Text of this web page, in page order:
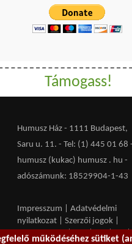
Támogass!
Humusz Ház - 1111 Budapest,
Saru u. 11. - Tel: (1) 445 01 68 -
humusz (kukac) humusz . hu -
adószámunk: 18529904-1-43
Impresszum
Adatvédelmi
nyilatkozat
Szerzői jogok
Médiaajánlat
RSS HU| EN
működéséhez sütiket